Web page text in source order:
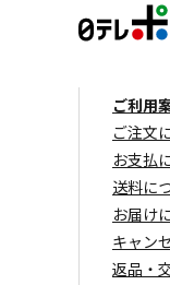
ご利用
ご注文
お支払
送料に
お届け
キャン
返品・